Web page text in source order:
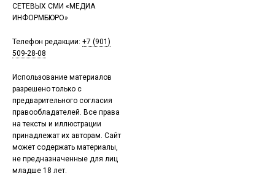
СЕТЕВЫХ СМИ «МЕДИА
ИНФОРМБЮРО»
Телефон редакции: +7 (901)
509-28-08
Использование материалов
разрешено только с
предварительного согласия
правообладателей. Все права
на тексты и иллюстрации
принадлежат их авторам. Сайт
может содержать материалы,
не предназначенные для лиц
младше 18 лет.